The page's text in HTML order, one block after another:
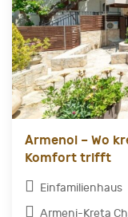
Αrmenoi – Wo
Komfort trifft
Einfamilienhaus
Armeni-Kreta